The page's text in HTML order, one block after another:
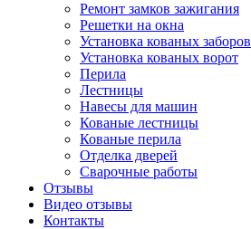
Ремонт замков зажигания
Решетки на окна
Установка кованых заборов
Установка кованых ворот
Перила
Лестницы
Навесы для машин
Кованые лестницы
Кованые перила
Отделка дверей
Сварочные работы
Отзывы
Видео отзывы
Контакты